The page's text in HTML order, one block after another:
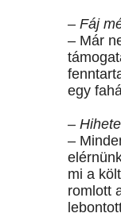
– Fáj
– Már
egy
–
–
mi a
romlott